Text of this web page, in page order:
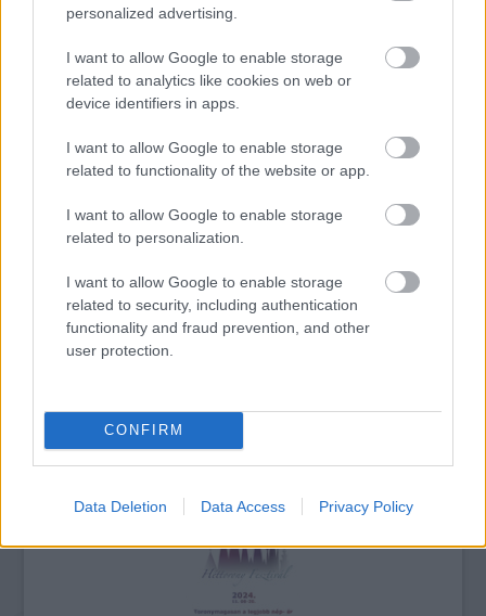
personalized advertising.
I want to allow Google to enable storage
related to analytics like cookies on web or
device identifiers in apps.
I want to allow Google to enable storage
related to functionality of the website or app.
I want to allow Google to enable storage
related to personalization.
I want to allow Google to enable storage
related to security, including authentication
functionality and fraud prevention, and other
user protection.
CONFIRM
Data Deletion Data Access Privacy Policy
Timo Vuorensolának kicsit sem elég az Iron
Sky kasszasikere, ugyanis elhatározta, hogy
filmjéhez még készít egy három részes
minisorozatot, amely azt mutatná be, hogy a
Holdon és betervezte, hogy leforgatja az Iron
Sky második részét.
Ezen felül filmreviszi az I Killed Adolf Hitler
díjnyertes képregény filmverzióját. A
forgatókönyvet D.C. Walker írja és a tervek
szerint 2013-ban kezdődne a forgatás,
úgyhogy nácizmusban gazdag évnek néznek
elébe a szociálisan érzékeny mozirajongók.
Kolozsvár Erdély Akciófilm Európai filmipar